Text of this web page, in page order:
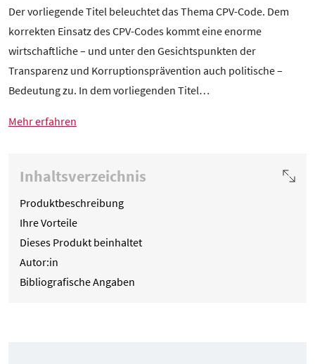
Der vorliegende Titel beleuchtet das Thema CPV-Code. Dem
korrekten Einsatz des CPV-Codes kommt eine enorme
wirtschaftliche – und unter den Gesichtspunkten der
Transparenz und Korruptionsprävention auch politische –
Bedeutung zu. In dem vorliegenden Titel…
Mehr erfahren
Inhaltsverzeichnis
Produktbeschreibung
Ihre Vorteile
Dieses Produkt beinhaltet
Autor:in
Bibliografische Angaben